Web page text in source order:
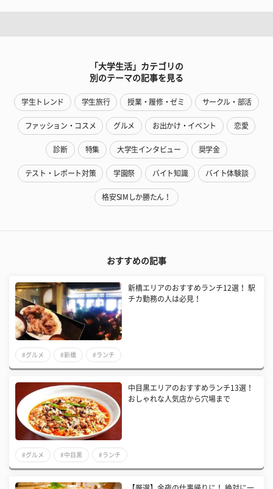
「大学生活」カテゴリの
別のテーマの記事を見る
学生トレンド 学生旅行 授業・履修・ゼミ サークル・部活
ファッション・コスメ グルメ お出かけ・イベント 恋愛
診断 特集 大学生インタビュー 奨学金
テスト・レポート対策 学園祭 バイト知識 バイト体験談
格安SIMしか勝たん！
おすすめの記事
新橋エリアのおすすめランチ12選！ 駅
チカ勤務の人は必見！
#グルメ #新橋 #ランチ
中目黒エリアのおすすめランチ13選！
おしゃれな人気店から穴場まで
#グルメ #中目黒 #ランチ